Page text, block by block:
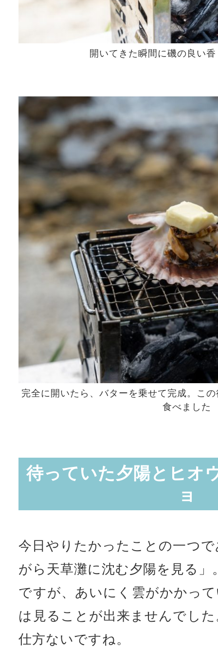
開いてきた瞬間に磯の良い
完全に開いたら、バターを乗せて完成。こ
食べました
待っていた夕陽とヒオ
ョ
今日やりたかったことの一つ
がら天草灘に沈む夕陽を見る」
ですが、あいにく雲がかかっ
は見ることが出来ませんでし
仕方ないですね。